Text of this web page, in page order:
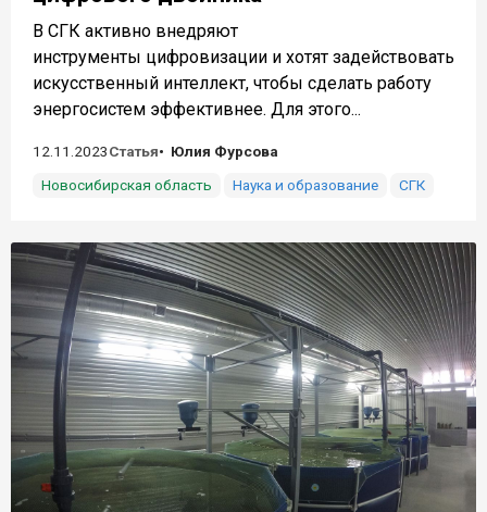
В СГК активно внедряют
инструменты цифровизации и хотят задействовать
искусственный интеллект, чтобы сделать работу
энергосистем эффективнее. Для этого...
12.11.2023Статья
Юлия Фурсова
Новосибирская область
Наука и образование СГК